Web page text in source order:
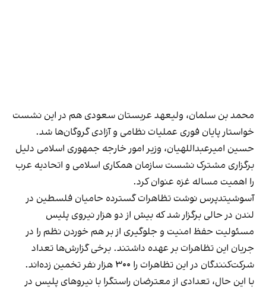
محمد بن سلمان، ولیعهد عربستان سعودی هم در این نشست
خواستار پایان فوری عملیات نظامی و آزادی گروگان‌ها شد.
حسین امیرعبداللهیان، وزیر امور خارجه جمهوری اسلامی دلیل
برگزاری مشترک نشست سازمان همکاری اسلامی و اتحادیه عرب
را اهمیت مساله غزه عنوان کرد.
آسوشیتدپرس نوشت تظاهرات گسترده حامیان فلسطین در
لندن در حالی برگزار شد که بیش از دو هزار نیروی پلیس
مسئولیت حفظ امنیت و جلوگیری از بر هم خوردن نظم را در
جریان این تظاهرات بر عهده داشتند. برخی گزارش‌ها تعداد
شرکت‌کنندگان در این تظاهرات را ۳۰۰ هزار نفر تخمین زده‌اند.
با این حال، تعدادی از معترضان راستگرا با نیروهای پلیس در